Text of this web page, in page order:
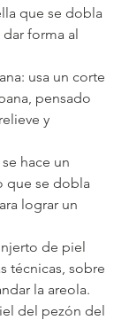
que se dobla
forma al
usa un corte
pensado
y
hace un
que se dobla
lograr un
de piel
técnicas, sobre
la areola.
del pezón del